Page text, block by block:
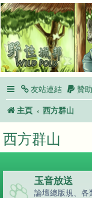
友站連結 贊助
主頁 西方群山
西方群山
玉音放送
論壇總版規、各